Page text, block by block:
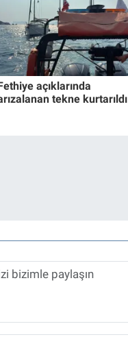
açıklarında
tekne kurtarıldı